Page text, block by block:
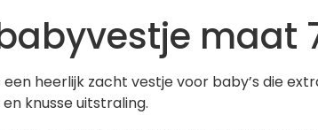
maat
heerlijk zacht vestje voor baby’s die
knusse uitstraling.